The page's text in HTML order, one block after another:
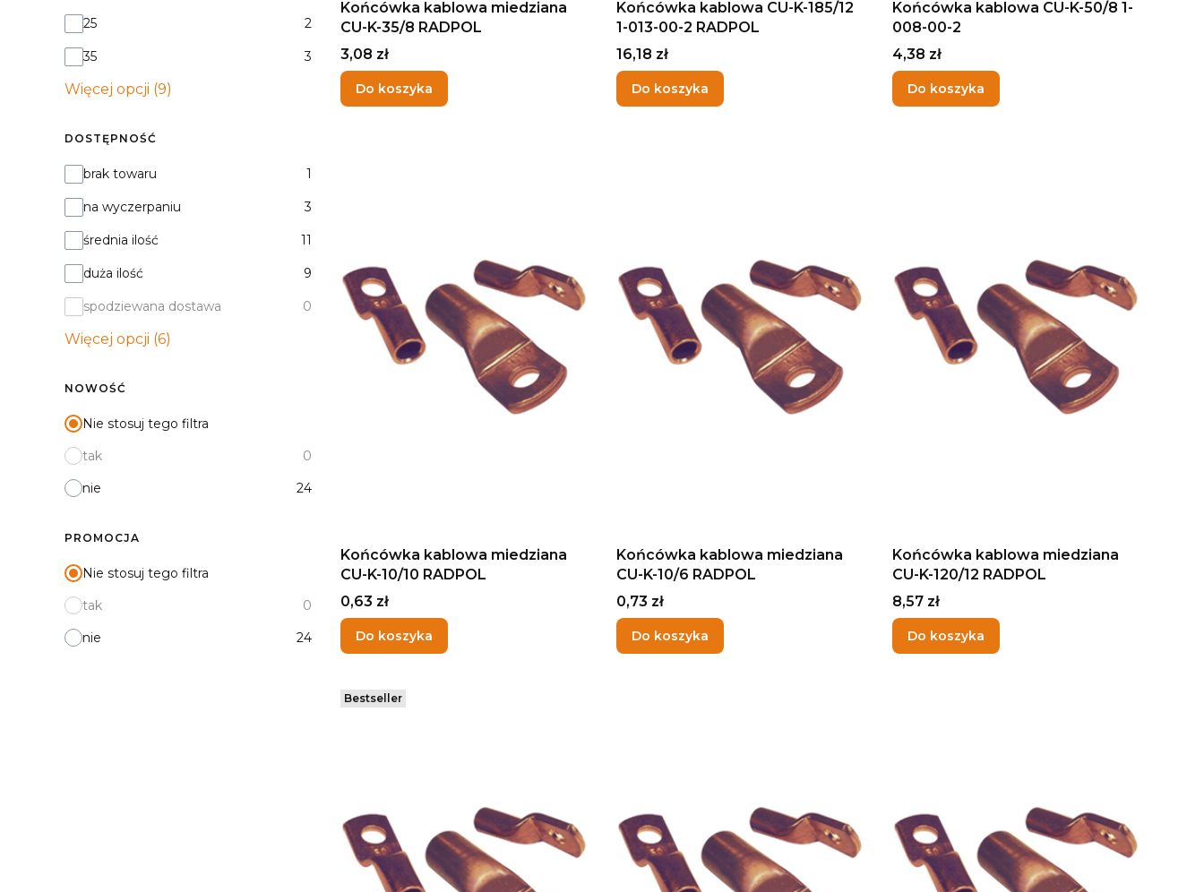
25 2
35 3
Więcej opcji (9)
DOSTĘPNOŚĆ
Dostępność
brak towaru 1
na wyczerpaniu 3
średnia ilość 11
duża ilość 9
spodziewana dostawa 0
Więcej opcji (6)
NOWOŚĆ
Nie stosuj tego filtra
tak
0
nie
24
PROMOCJA
Nie stosuj tego filtra
tak
0
nie
24
Końcówka kablowa miedziana
CU-K-35/8 RADPOL
Cena
3,08 zł
Do koszyka
Końcówka kablowa CU-K-185/12
1-013-00-2 RADPOL
Cena
16,18 zł
Do koszyka
Końcówka kablowa CU-K-50/8 1-
008-00-2
Cena
4,38 zł
Do koszyka
Końcówka kablowa miedziana
CU-K-10/10 RADPOL
Cena
0,63 zł
Do koszyka
Końcówka kablowa miedziana
CU-K-10/6 RADPOL
Cena
0,73 zł
Do koszyka
Końcówka kablowa miedziana
CU-K-120/12 RADPOL
Cena
8,57 zł
Do koszyka
Bestseller